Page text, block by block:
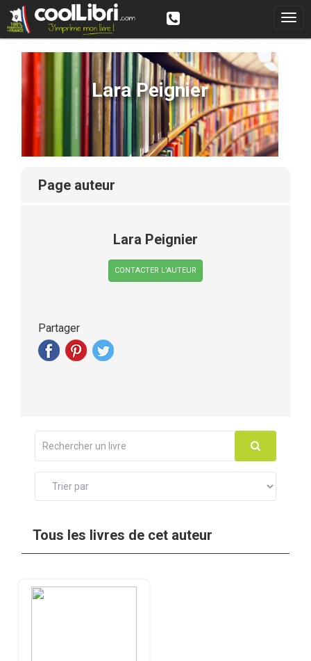
Lara Peignier
page auteur
Lara Peignier
CONTACTER L’AUTEUR
Partager
Tous les livres de cet auteur